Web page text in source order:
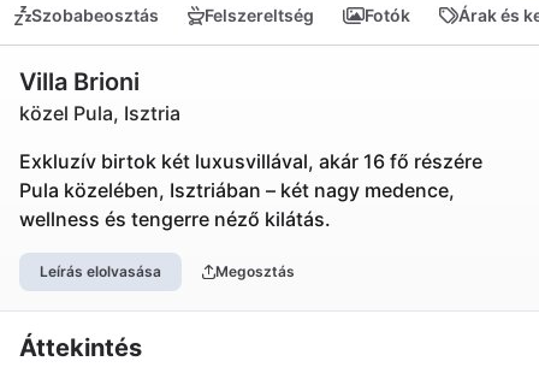
Szobabeosztás Felszereltség Fotók Árak és
Villa Brioni
közel Pula, Isztria
Exkluzív birtok két luxusvillával, akár 16 fő részére
Pula közelében, Isztriában – két nagy medence,
wellness és tengerre néző kilátás.
Leírás elolvasása Megosztás
Áttekintés